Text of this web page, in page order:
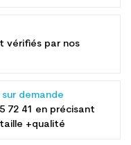
vérifiés par nos
demande
72 41 en précisant
+qualité